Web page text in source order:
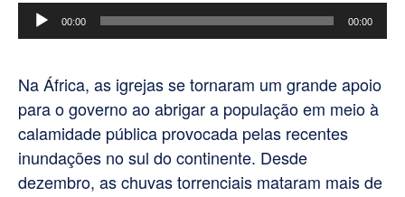
Tocador
de
00:00 00:00
Na África, as igrejas se tornaram um grande apoio
para o governo ao abrigar a população em meio à
calamidade pública provocada pelas recentes
inundações no sul do continente. Desde
dezembro, as chuvas torrenciais mataram mais de